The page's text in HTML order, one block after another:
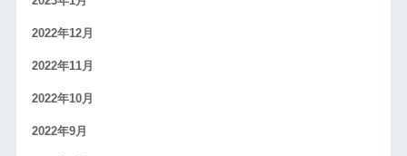
2022年12月
2022年11月
2022年10月
2022年9月